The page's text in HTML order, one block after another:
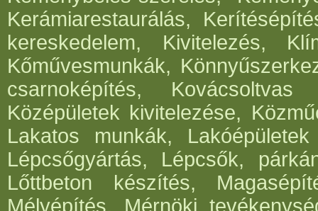
Kerámiarestaurálás,
kereskedelem, Kivitelezés,
Kőművesmunkák,
csarnoképítés,
Középületek kivitelezése,
Lakatos munkák,
Lépcsőgyártás, Lépcsők,
Lőttbeton készítés,
Mélyépítés, Mérnöki